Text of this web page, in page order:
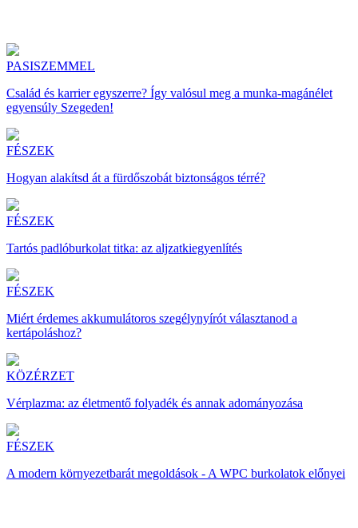
PASISZEMMEL
Család és karrier egyszerre? Így valósul meg a munka-magánélet
egyensúly Szegeden!
FÉSZEK
Hogyan alakítsd át a fürdőszobát biztonságos térré?
FÉSZEK
Tartós padlóburkolat titka: az aljzatkiegyenlítés
FÉSZEK
Miért érdemes akkumulátoros szegélynyírót választanod a
kertápoláshoz?
KÖZÉRZET
Vérplazma: az életmentő folyadék és annak adományozása
FÉSZEK
A modern környezetbarát megoldások - A WPC burkolatok előnyei